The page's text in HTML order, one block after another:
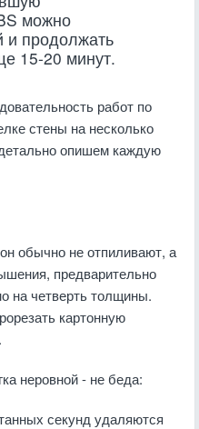
можно
и продолжать
15-20 минут.
работ по
стены на несколько
опишем каждую
обычно не отпиливают, а
предварительно
на четверть толщины.
картонную
неровной - не беда:
секунд удаляются